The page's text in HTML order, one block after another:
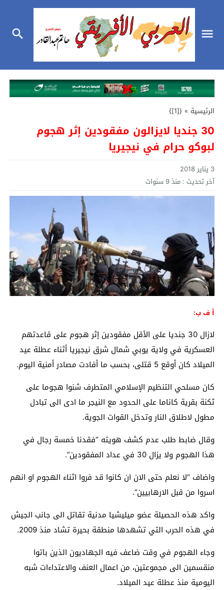
الرئيسية »
{[1]}
30 جنديا لايزالون مفقودين إثر هجوم
لبوكو حرام في نيجيريا
3 يناير 2018
آخر تحديث : منذ 9 سنوات
أ ف ب:
لازال 30 جنديا على الأقل مفقودين إثر هجوم على قاعدتهم
العسكرية في ولاية يوبي شمال شرق نيجيريا أثناء عطلة عيد
الميلاد كان أوقع 5 قتلى، بحسب ما أفادت مصادر أمنية اليوم.
كان مسلحي التنظيم الإسلامي المتطرف شنوا هجوما على
ثكنة بقرية كاناما على الحدود مع النيجر ما ادى الى تبادل
مطول لاطلاق النار وتدخل القوات الجوية.
وقال ضابط طلب عدم كشف هويته “فقدنا خمسة رجال في
هذا الهجوم ولا يزال 30 في عداد المفقودين”.
واضاف “لا نعلم حتى الان ان كانوا قد فروا اثناء الهجوم او انهم
اسروا من قبل الارهابيين”.
واكد هذه الحصيلة عضو ميليشيا مدنية تقاتل الى جانب الجيش
في هذه الحرب التي تشهدها منطقة بحيرة تشاد منذ 2009.
وجاء الهجوم في وقت ضاعف فيه الجهاديون الذين باتوا
منقسمين الى مجموعتين، من اعمال العنف والاعتداءات شبه
اليومية منذ عطلة عيد الميلاد.